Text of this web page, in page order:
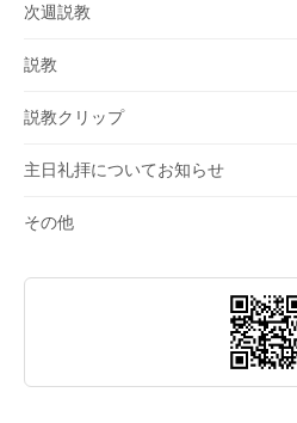
次週説教
説教
説教クリップ
主日礼拝についてお知らせ
その他